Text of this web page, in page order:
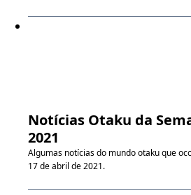
Notícias Otaku da
2021
Algumas notícias do mundo otaku que
17 de abril de 2021.